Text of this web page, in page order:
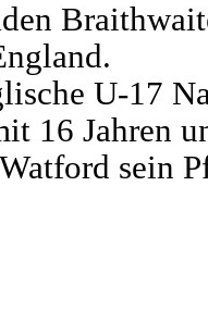
U-17
16 Jahren
sein